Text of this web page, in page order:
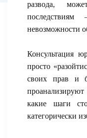
развода,
невозможности
Консультация
просто
своих прав и
какие шаги
категорически